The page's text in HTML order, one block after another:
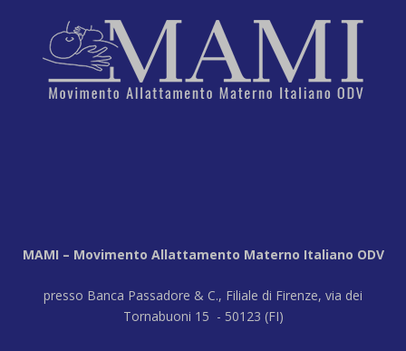
MAMI – Movimento Allattamento Materno Italiano ODV
presso Banca Passadore & C., Filiale di Firenze, via dei
Tornabuoni 15 - 50123 (FI)